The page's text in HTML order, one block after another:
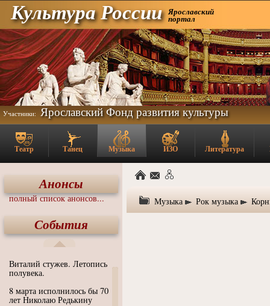
Культура России Ярославский
портал
Участники: Ярославский Фонд развития культуры
Театр Танец Музыка ИЗО Литература
Анонсы
полный список анонсов...
События
Виталий стужев. Летопись
полувека.
8 марта исполнилось бы 70
лет Николаю Редькину
Музыка Рок музыка